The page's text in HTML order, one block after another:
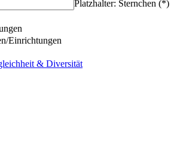
Platzhalter: Sternchen (*)
Einrichtungen
& Diversität